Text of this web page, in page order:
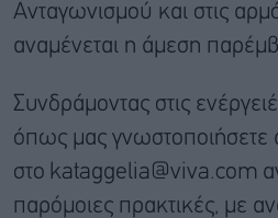
Ανταγωνισμού και στις
αναμένεται η άμεση
Συνδράμοντας στις
όπως μας γνωστοποιήσετε
στο kataggelia@viva.com
παρόμοιες πρακτικές, με